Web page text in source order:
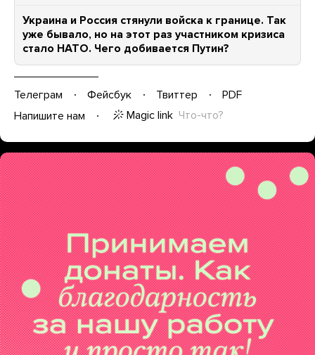
Украина и Россия стянули войска к границе. Так
уже бывало, но на этот раз участником кризиса
стало НАТО. Чего добивается Путин?
Телеграм Фейсбук Твиттер
PDF
Напишите нам
Magic link Что-что?